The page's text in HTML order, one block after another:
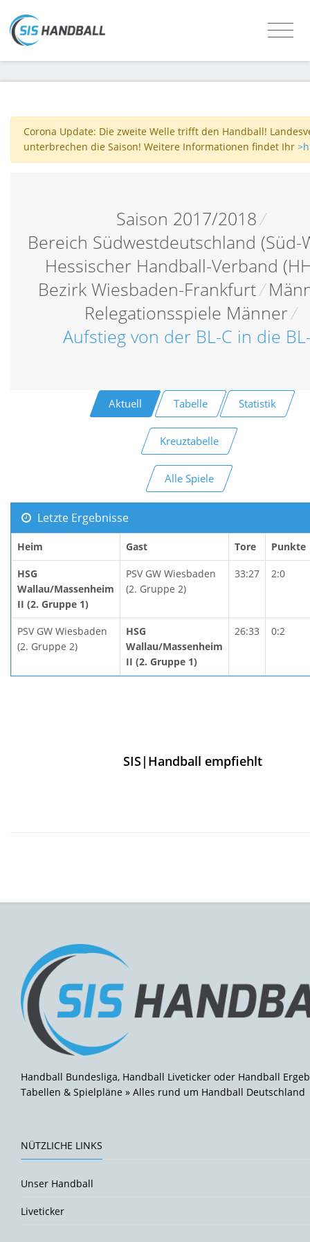
Corona Update: Die zweite Welle trifft den Handball!
unterbrechen die Saison! Weitere Informationen findet Ihr
Saison 2017/2018/
Bereich Südwestdeutschland (Süd-
Hessischer Handball-Verband
Bezirk Wiesbaden-Frankfurt/
Relegationsspiele Männer/
Aufstieg von der BL-C in die
Aktuell Tabelle Statistik
Kreuztabelle
Alle Spiele
Letzte Ergebnisse
Heim Gast Tore Punkte
HSG
Wallau/Massenheim
II (2. Gruppe 1)
PSV GW Wiesbaden
(2. Gruppe 2)
33:27 2:0
PSV GW Wiesbaden
(2. Gruppe 2)
HSG
Wallau/Massenheim
II (2. Gruppe 1)
26:33 0:2
SIS|Handball empfiehlt
Handball Bundesliga, Handball Liveticker oder Handball
Tabellen & Spielpläne » Alles rund um Handball Deutschland
NÜTZLICHE LINKS
Unser Handball
Liveticker